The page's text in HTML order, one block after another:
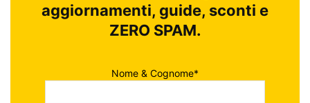
aggiornamenti, guide, sconti e
ZERO SPAM.
Nome & Cognome*